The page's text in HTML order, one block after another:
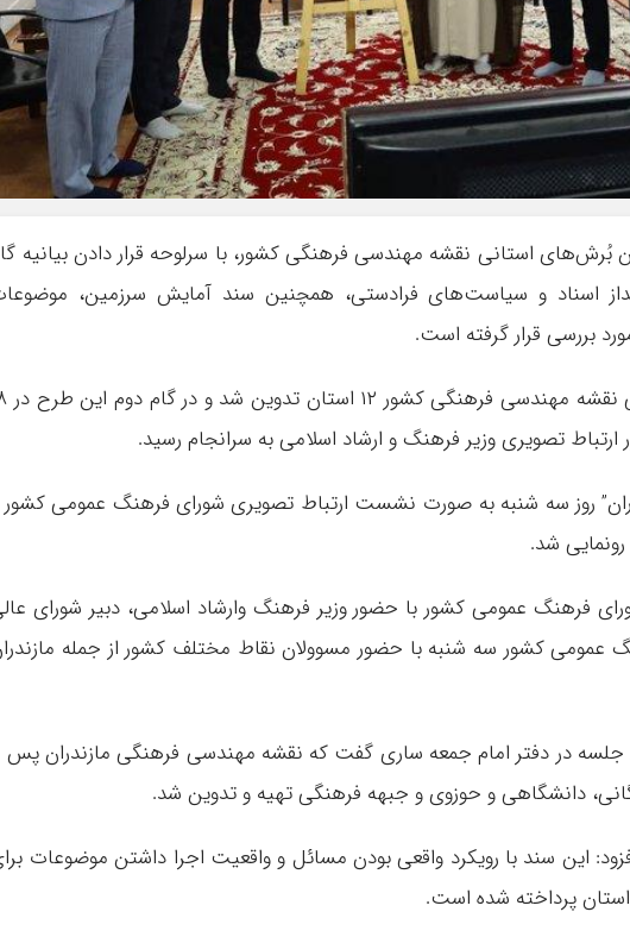
بُرش‌های استانی نقشه مهندسی فرهنگی کشور، با سرلوحه قرار دادن بیانیه
اسناد و سیاست‌های فرادستی، همچنین سند آمایش سرزمین،
بررسی قرار گرفته است.
سال گذشته در گام اول
ارتباط تصویری وزیر فرهنگ و ارشاد اسلامی به سرانجام رسید.
روز سه شنبه به صورت نشست ارتباط تصویری شورای فرهنگ عمومی
شد.
فرهنگ عمومی کشور با حضور وزیر فرهنگ وارشاد اسلامی، دبیر شورای
عمومی کشور سه شنبه با حضور مسوولان نقاط مختلف کشور از جمله
جلسه در دفتر امام جمعه ساری گفت که نقشه مهندسی فرهنگی مازندران پس
این سند با رویکرد واقعی بودن مسائل و واقعیت اجرا داشتن موضوعات
پرداخته شده است.